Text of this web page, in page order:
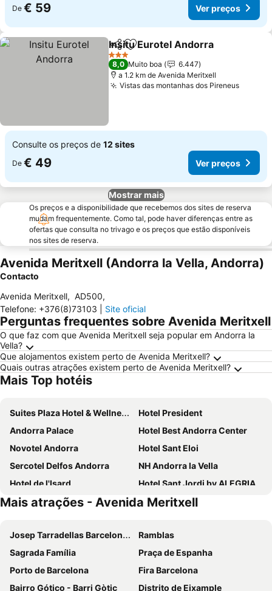
De € 59 Ver preços
PartilharAdicionar aos favoritos
Insitu Eurotel Andorra
3 Estrelas
8,0 Muito boa
6.447
a 1.2 km de Avenida Meritxell
Vistas das montanhas dos PireneusVer
Consulte os preços de 12 sites
De € 49 Ver preços
Mostrar mais
Os preços e a disponibilidade que recebemos dos sites de reserva
mudam frequentemente. Como tal, pode haver diferenças entre as
ofertas que consulta no trivago e os preços que estão disponíveis
nos sites de reserva.
Avenida Meritxell (Andorra la Vella, Andorra)
Contacto
Avenida Meritxell, AD500,
Telefone: +376(8)73103 Site oficial
Perguntas frequentes sobre Avenida Meritxell
O que faz com que Avenida Meritxell seja popular em Andorra la
Vella?
Que alojamentos existem perto de Avenida Meritxell?
Quais outras atrações existem perto de Avenida Meritxell?
Mais Top hotéis
Suites Plaza Hotel & Wellness Andorra
Hotel President
Andorra Palace
Hotel Best Andorra Center
Novotel Andorra
Hotel Sant Eloi
Sercotel Delfos Andorra
NH Andorra la Vella
Hotel de l'Isard
Hotel Sant Jordi by ALEGRIA
Abba Xalet Suites Hotel
Hotel & Aparthotel Cosmos
Hotel Nexta Escaldes
Zenit Diplomatic
Hotel Princesa Parc
Hotel Exe Prisma
Hotel Folch
Hotel Euroski Mountain Resort & Spa
Mercure Andorra
Lodge Park Hotel
Mais atrações - Avenida Meritxell
Josep Tarradellas Barcelona–El Prat Airport
Ramblas
Sagrada Família
Praça de Espanha
Porto de Barcelona
Fira Barcelona
Bairro Gótico - Barri Gòtic
Distrito de Eixample